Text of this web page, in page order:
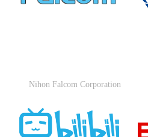
Nihon Falcom Corporation